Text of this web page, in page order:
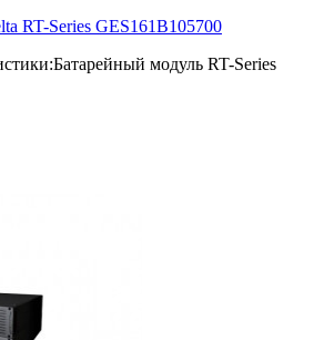
RT-Series GES161B105700
модуль RT-Series